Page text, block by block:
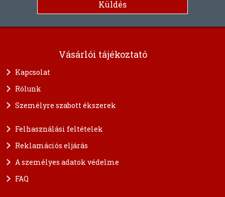
Vásárlói tájékoztató
Kapcsolat
Rólunk
Személyre szabott ékszerek
Felhasználási feltételek
Reklamációs eljárás
A személyes adatok védelme
FAQ